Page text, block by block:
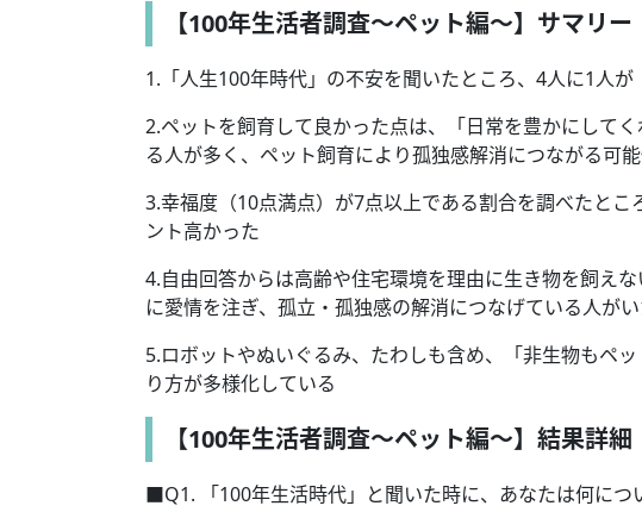
【100年生活者調査～ペット編～】サマリー
1.「人生100年時代」の不安を聞いたところ、4人に1人
2.ペットを飼育して良かった点は、「日常を豊かにして
る人が多く、ペット飼育により孤独感解消につながる可
3.幸福度（10点満点）が7点以上である割合を調べたと
ント高かった
4.自由回答からは高齢や住宅環境を理由に生き物を飼え
に愛情を注ぎ、孤立・孤独感の解消につなげている人が
5.ロボットやぬいぐるみ、たわしも含め、「非生物もペ
り方が多様化している
【100年生活者調査～ペット編～】結果詳細
■Q1. 「100年生活時代」と聞いた時に、あなたは何につ